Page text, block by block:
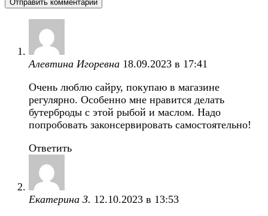
Алевтина Игоревна 18.09.2023 в 17:41
Очень люблю сайру, покупаю в магазине
регулярно. Особенно мне нравится делать
бутерброды с этой рыбой и маслом. Надо
попробовать законсервировать самостоятельно!
Ответить
Екатерина З. 12.10.2023 в 13:53